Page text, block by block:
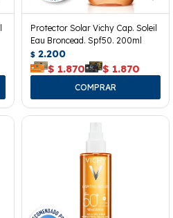
Protector Solar Vichy Cap. Soleil
Eau Broncead. Spf50. 200ml
$ 2.200
$ 1.870 $ 1.870